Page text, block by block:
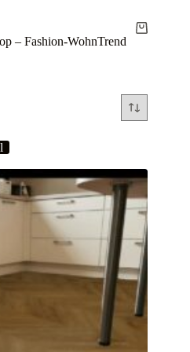
– Fashion-WohnTrend
Warenkorb